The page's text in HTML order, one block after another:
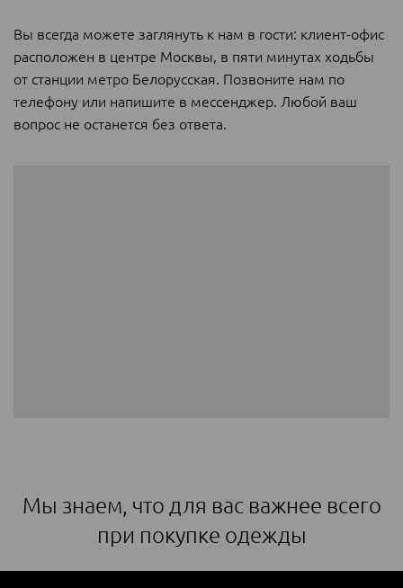
Вы всегда можете заглянуть к нам в гости: клиент-офис
расположен в центре Москвы, в пяти минутах ходьбы
от станции метро Белорусская. Позвоните нам по
телефону или напишите в мессенджер. Любой ваш
вопрос не останется без ответа.
Мы знаем, что для вас важнее всего
при покупке одежды